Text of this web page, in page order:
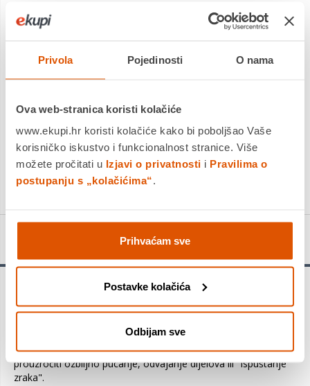
Privola Pojedinosti O nama
Ova web-stranica koristi kolačiće
www.ekupi.hr koristi kolačiće kako bi poboljšao Vaše
korisničko iskustvo i funkcionalnost stranice. Više
možete pročitati u Izjavi o privatnosti i Pravilima o
postupanju s „kolačićima“.
Prihvaćam sve
Postavke kolačića
Odbijam sve
Platite gotovinom pri preuzimanju, Internet bankarstvom, karticama
jednokratno i na rate
DODAJTE U KOŠARICU
KUPITE ODMAH
Usporedite proizvod
Provjerite ograničenja opterećenja u priručniku za vlasnika
važni dijelovi vozila. To može biti uzrok slabe upravljivosti,
povećane potrošnje goriva i kvara gume. Također može
prouzročiti ozbiljno pucanje, odvajanje dijelova ili "ispuštanje
zraka".